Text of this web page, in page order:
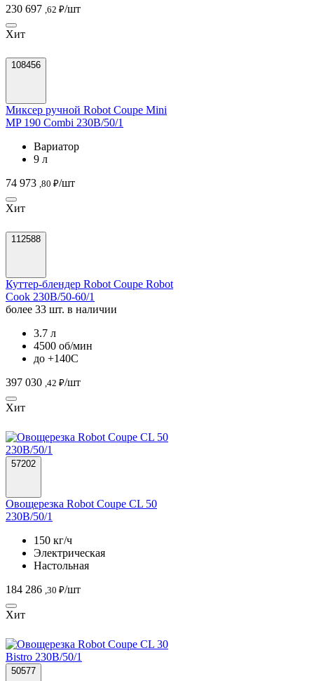
230 697 ,62 ₽/шт
Хит
108456
Миксер ручной Robot Coupe Mini
MP 190 Combi 230B/50/1
Вариатор
9 л
74 973 ,80 ₽/шт
Хит
112588
Куттер-блендер Robot Coupe Robot
Cook 230В/50-60/1
более 33 шт. в наличии
3.7 л
4500 об/мин
до +140С
397 030 ,42 ₽/шт
Хит
57202
Овощерезка Robot Coupe CL 50
230B/50/1
150 кг/ч
Электрическая
Настольная
184 286 ,30 ₽/шт
Хит
50577